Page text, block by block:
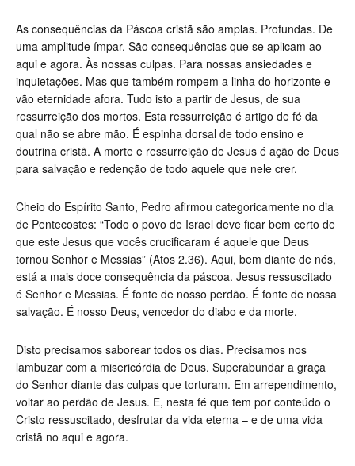
As consequências da Páscoa cristã são amplas. Profundas. De
uma amplitude ímpar. São consequências que se aplicam ao
aqui e agora. Às nossas culpas. Para nossas ansiedades e
inquietações. Mas que também rompem a linha do horizonte e
vão eternidade afora. Tudo isto a partir de Jesus, de sua
ressurreição dos mortos. Esta ressurreição é artigo de fé da
qual não se abre mão. É espinha dorsal de todo ensino e
doutrina cristã. A morte e ressurreição de Jesus é ação de Deus
para salvação e redenção de todo aquele que nele crer.
Cheio do Espírito Santo, Pedro afirmou categoricamente no dia
de Pentecostes: “Todo o povo de Israel deve ficar bem certo de
que este Jesus que vocês crucificaram é aquele que Deus
tornou Senhor e Messias” (Atos 2.36). Aqui, bem diante de nós,
está a mais doce consequência da páscoa. Jesus ressuscitado
é Senhor e Messias. É fonte de nosso perdão. É fonte de nossa
salvação. É nosso Deus, vencedor do diabo e da morte.
Disto precisamos saborear todos os dias. Precisamos nos
lambuzar com a misericórdia de Deus. Superabundar a graça
do Senhor diante das culpas que torturam. Em arrependimento,
voltar ao perdão de Jesus. E, nesta fé que tem por conteúdo o
Cristo ressuscitado, desfrutar da vida eterna – e de uma vida
cristã no aqui e agora.